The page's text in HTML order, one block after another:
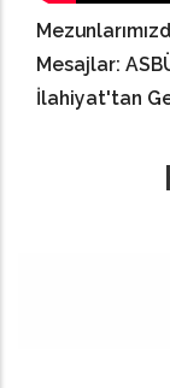
Mesajlar:
İlahiyat'tan